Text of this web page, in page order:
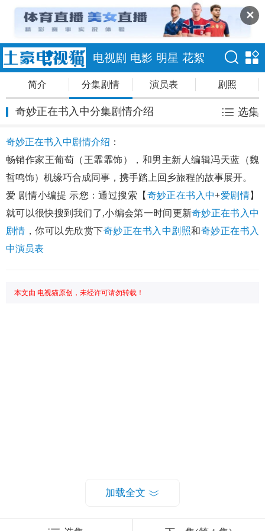
✕
电视剧 电影 明星 花絮
简介 分集剧情 演员表 剧照
奇妙正在书入中分集剧情介绍 选集
奇妙正在书入中剧情介绍 ：
畅销作家王葡萄（王霏霏饰），和男主新人编辑冯天蓝（魏
哲鸣饰）机缘巧合成同事，携手踏上回乡旅程的故事展开。
爱 剧情小编提 示您：通过搜索【 奇妙正在书入中+爱剧情】
就可以很快搜到我们了,小编会第一时间更新奇妙正在书入中
剧情 ，你可以先欣赏下奇妙正在书入中剧照和奇妙正在书入
中演员表
本文由 电视猫原创，未经许可请勿转载！
加载全文